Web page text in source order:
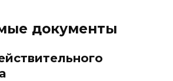
документы